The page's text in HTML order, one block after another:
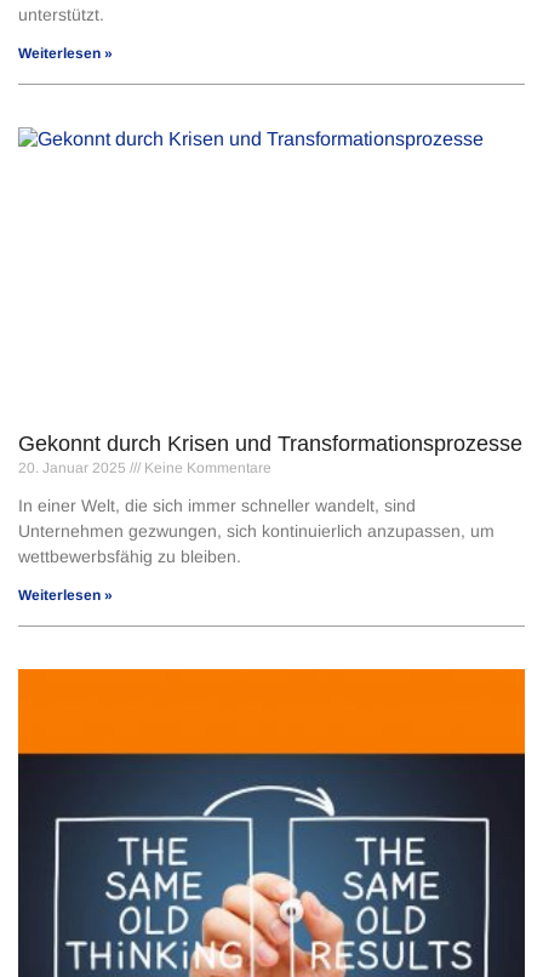
unterstützt.
Weiterlesen »
Gekonnt durch Krisen und Transformationsprozesse
20. Januar 2025 Keine Kommentare
In einer Welt, die sich immer schneller wandelt, sind
Unternehmen gezwungen, sich kontinuierlich anzupassen, um
wettbewerbsfähig zu bleiben.
Weiterlesen »